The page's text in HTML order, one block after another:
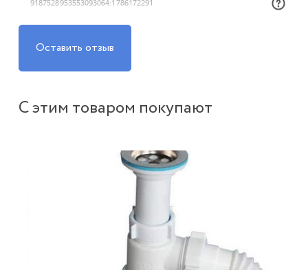
Оставить отзыв
С этим товаром покупают